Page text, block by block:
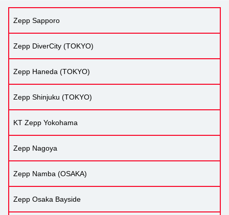
Zepp Sapporo
Zepp DiverCity (TOKYO)
Zepp Haneda (TOKYO)
Zepp Shinjuku (TOKYO)
KT Zepp Yokohama
Zepp Nagoya
Zepp Namba (OSAKA)
Zepp Osaka Bayside